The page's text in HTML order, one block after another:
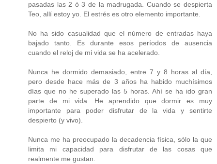
pasadas las 2 ó 3 de la madrugada. Cuando se despierta
Teo, allí estoy yo. El estrés es otro elemento importante.
No ha sido casualidad que el número de entradas haya
bajado tanto. Es durante esos períodos de ausencia
cuando el reloj de mi vida se ha acelerado.
Nunca he dormido demasiado, entre 7 y 8 horas al día,
pero desde hace más de 3 años ha habido muchísimos
días que no he superado las 5 horas. Ahí se ha ido gran
parte de mi vida. He aprendido que dormir es muy
importante para poder disfrutar de la vida y sentirte
despierto (y vivo).
Nunca me ha preocupado la decadencia física, sólo la que
limita mi capacidad para disfrutar de las cosas que
realmente me gustan.